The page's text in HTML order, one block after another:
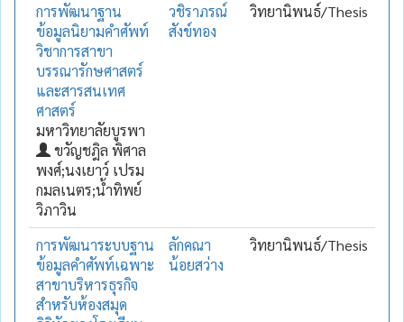
การพัฒนาฐาน
ข้อมูลนิยามคำศัพท์
วิชาการสาขา
บรรณารักษศาสตร์
และสารสนเทศ
ศาสตร์
มหาวิทยาลัยบูรพา
ขวัญชฎิล พิศาล
พงศ์;นงเยาว์ เปรม
กมลเนตร;น้ำทิพย์
วิภาวิน
วชิราภรณ์
สังข์ทอง
วิทยานิพนธ์/Thesis
การพัฒนาระบบฐาน
ข้อมูลคำศัพท์เฉพาะ
สาขาบริหารธุรกิจ
สำหรับห้องสมุด
ลักคณา
น้อยสว่าง
วิทยานิพนธ์/Thesis